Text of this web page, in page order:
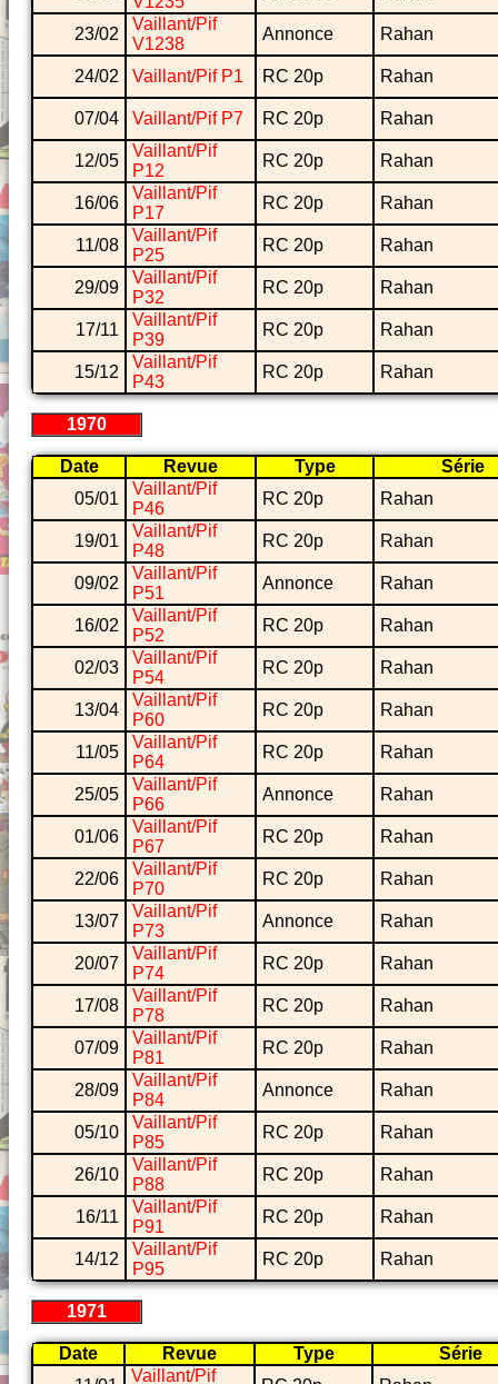
23/02
Vaillant/Pif
V1238
Annonce Rahan
24/02 Vaillant/Pif P1 RC 20p Rahan
07/04 Vaillant/Pif P7 RC 20p Rahan
12/05
Vaillant/Pif
P12
RC 20p Rahan
16/06
Vaillant/Pif
P17
RC 20p Rahan
11/08
Vaillant/Pif
P25
RC 20p Rahan
29/09
Vaillant/Pif
P32
RC 20p Rahan
17/11
Vaillant/Pif
P39
RC 20p Rahan
15/12
Vaillant/Pif
P43
RC 20p Rahan
1970
Date Revue Type
Série
05/01
Vaillant/Pif
P46
RC 20p Rahan
19/01
Vaillant/Pif
P48
RC 20p Rahan
09/02
Vaillant/Pif
P51
Annonce Rahan
16/02
Vaillant/Pif
P52
RC 20p Rahan
02/03
Vaillant/Pif
P54
RC 20p Rahan
13/04
Vaillant/Pif
P60
RC 20p Rahan
11/05
Vaillant/Pif
P64
RC 20p Rahan
25/05
Vaillant/Pif
P66
Annonce Rahan
01/06
Vaillant/Pif
P67
RC 20p Rahan
22/06
Vaillant/Pif
P70
RC 20p Rahan
13/07
Vaillant/Pif
P73
Annonce Rahan
20/07
Vaillant/Pif
P74
RC 20p Rahan
17/08
Vaillant/Pif
P78
RC 20p Rahan
07/09
Vaillant/Pif
P81
RC 20p Rahan
28/09
Vaillant/Pif
P84
Annonce Rahan
05/10
Vaillant/Pif
P85
RC 20p Rahan
26/10
Vaillant/Pif
P88
RC 20p Rahan
16/11
Vaillant/Pif
P91
RC 20p Rahan
14/12
Vaillant/Pif
P95
RC 20p Rahan
1971
Date Revue Type
Série
Vaillant/Pif